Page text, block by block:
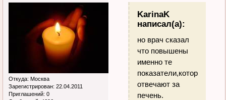
Откуда: Москва
Зарегистрирован: 22.04.2011
Приглашений: 0
KarinaK
написал(а):
но врач сказал
что повышены
именно те
показатели,которые
отвечают за
печень.